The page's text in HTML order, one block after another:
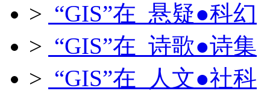
> “GIS”在 悬疑●科幻
> “GIS”在 诗歌●诗集
> “GIS”在 人文●社科